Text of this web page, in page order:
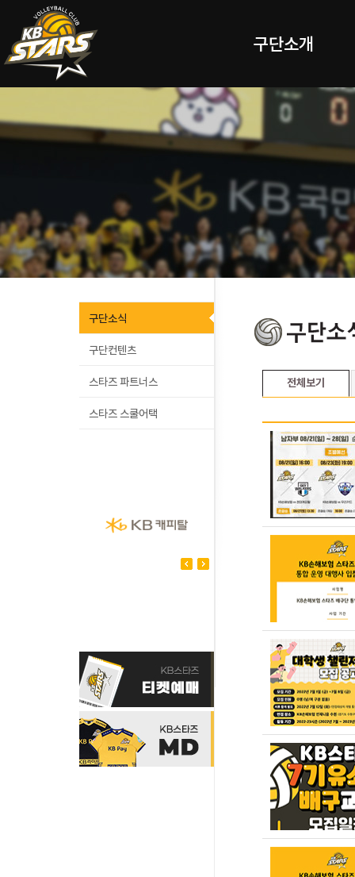
구단소개
구단소식
구단컨텐츠
스타즈 파트너스
스타즈 스쿨어택
전체보기